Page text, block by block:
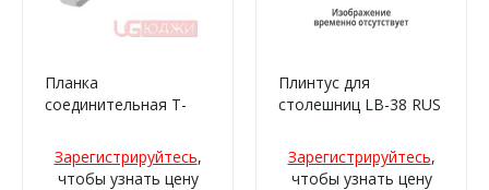
Планка
соединительная Т-
R9, БЕЛАЯ матовая
Зарегистрируйтесь,
чтобы узнать цену
Плинтус для
столешниц LB-38 RUS
бежевый (47м/338)
Зарегистрируйтесь,
чтобы узнать цену